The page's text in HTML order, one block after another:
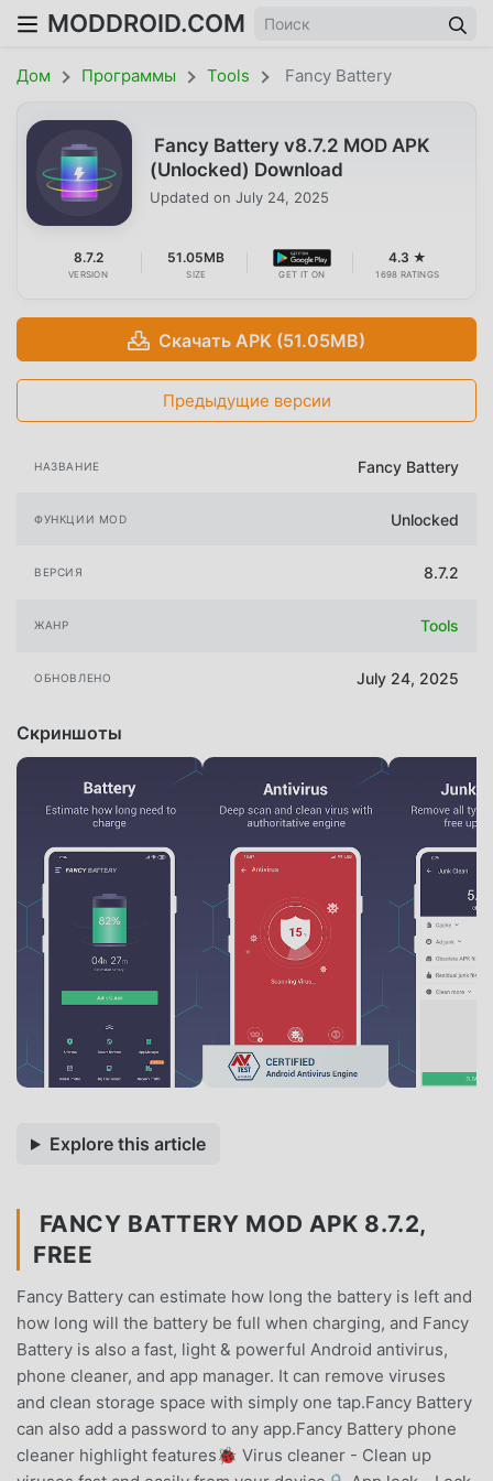
MODDROID.COM
Дом Программы Tools Fancy Battery
Fancy Battery v8.7.2 MOD APK
(Unlocked) Download
Updated on July 24, 2025
8.7.2
VERSION
51.05MB
SIZE GET IT ON
4.3 ★
1698 RATINGS
Скачать APK (51.05MB)
Предыдущие версии
НАЗВАНИЕ Fancy Battery
ФУНКЦИИ MOD Unlocked
ВЕРСИЯ 8.7.2
ЖАНР Tools
ОБНОВЛЕНО July 24, 2025
Скриншоты
Explore this article
FANCY BATTERY MOD APK 8.7.2,
FREE
Fancy Battery can estimate how long the battery is left and
how long will the battery be full when charging, and Fancy
Battery is also a fast, light & powerful Android antivirus,
phone cleaner, and app manager. It can remove viruses
and clean storage space with simply one tap.Fancy Battery
can also add a password to any app.Fancy Battery phone
cleaner highlight features🐞 Virus cleaner - Clean up